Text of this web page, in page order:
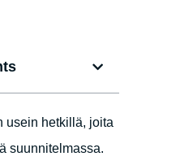
usein hetkillä, joita
suunnitelmassa.